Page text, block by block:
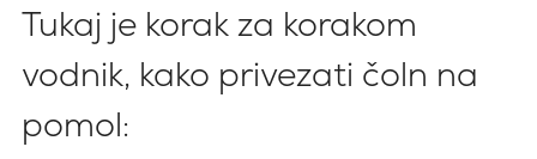
Tukaj je korak za korakom
vodnik, kako privezati čoln na
pomol: